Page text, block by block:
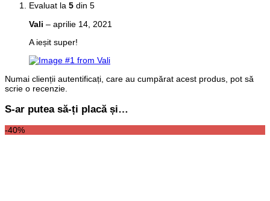
Evaluat la 5 din 5
Vali – aprilie 14, 2021
A ieșit super!
Numai clienții autentificați, care au cumpărat acest produs, pot să
scrie o recenzie.
S-ar putea să-ți placă și…
-40%